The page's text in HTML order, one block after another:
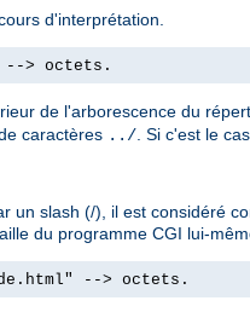
d'interprétation.
--> octets.
de l'arborescence du
caractères ../ . Si c'est le
un slash (/), il est considéré
du programme CGI lui-
--> octets.